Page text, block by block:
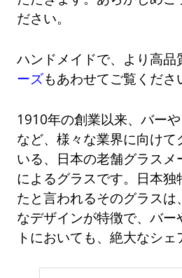
ださい。
ハンドメイドで、より高品
ーズもあわせてご覧くださ
1910年の創業以来、バー
など、様々な業界に向けて
いる、日本の老舗グラス
によるグラスです。日本独
たと言われるそのグラス
なデザインが特徴で、バー
トにおいても、絶大なシェ